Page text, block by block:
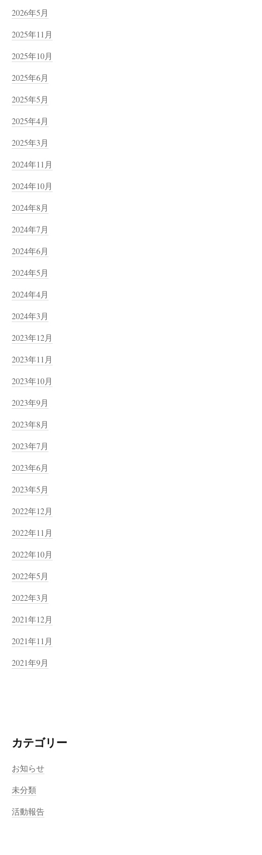
2026年5月
2025年11月
2025年10月
2025年6月
2025年5月
2025年4月
2025年3月
2024年11月
2024年10月
2024年8月
2024年7月
2024年6月
2024年5月
2024年4月
2024年3月
2023年12月
2023年11月
2023年10月
2023年9月
2023年8月
2023年7月
2023年6月
2023年5月
2022年12月
2022年11月
2022年10月
2022年5月
2022年3月
2021年12月
2021年11月
2021年9月
カテゴリー
お知らせ
未分類
活動報告